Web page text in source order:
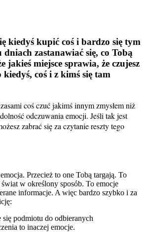
kiedyś kupić coś i bardzo się tym
zastanawiać się, co Tobą
jakieś miejsce sprawia, że czujesz
coś i z kimś się tam
coś czuć jakimś innym zmysłem niż
odczuwania emocji. Jeśli tak jest
zabrać się za czytanie reszty tego
Przecież to one Tobą targają. To
w określony sposób. To emocje
informacje. A więc bardzo szybko i za
podmiotu do odbieranych
to inaczej emocje.